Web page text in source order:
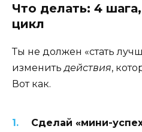
Что делать: 4
цикл
Ты не должен «стать
изменить действия,
Вот как.
Сделай «мини-